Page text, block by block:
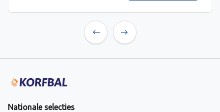
Nationale selecties